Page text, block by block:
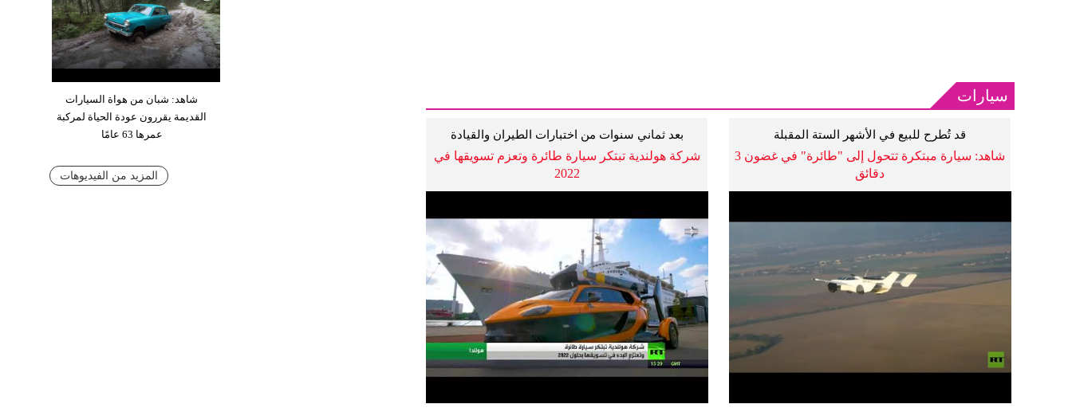
سيارات
بعد ثماني سنوات من اختبارات الطيران والقيادة
شركة هولندية تبتكر سيارة طائرة وتعزم تسويقها في
2022
قد تُطرح للبيع في الأشهر الستة المقبلة
شاهد: سيارة مبتكرة تتحول إلى "طائرة" في غضون 3
دقائق
شاهد: شبان من هواة السيارات
القديمة يقررون عودة الحياة لمركبة
عمرها 63 عامًا
المزيد من الفيديوهات